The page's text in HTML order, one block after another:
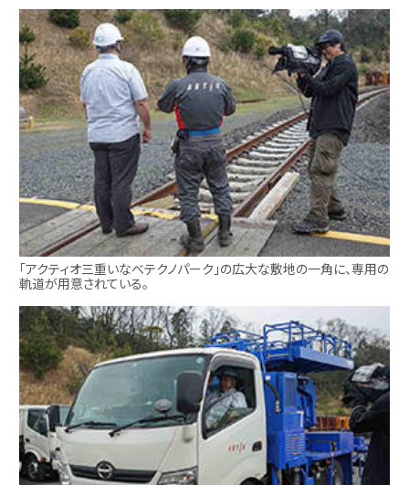
「アクティオ三重いなべテクノパーク」の広大な敷地の一角に、専用の
軌道が用意されている。